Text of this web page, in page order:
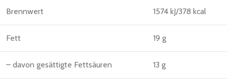
Brennwert 1574 kJ/378 kcal
Fett 19 g
– davon gesättigte Fettsäuren 13 g